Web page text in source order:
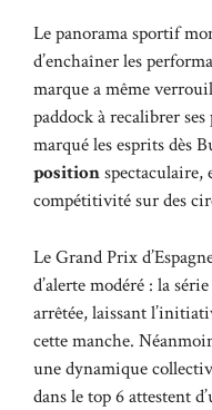
Le panorama sportif
d’enchaîner les
marque a même
paddock à recalibrer
marqué les esprits dès
positionspectaculaire,
compétitivité sur des
Le Grand Prix
d’alerte modéré : la
arrêtée, laissant
cette manche.
une dynamique
dans le top 6 attestent